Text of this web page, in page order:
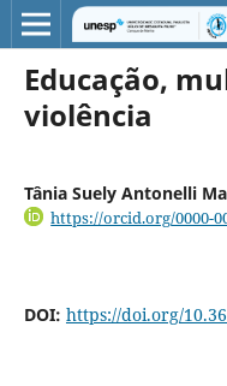
Educação,
violência
Tânia Suely Antonelli
https://orcid.org/0000-
DOI: https://doi.org/